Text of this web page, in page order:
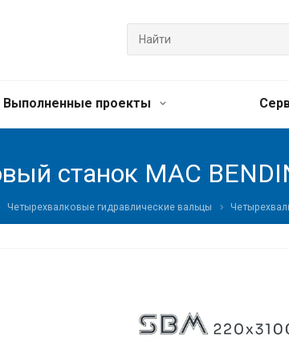
Выполненные проекты
станок MAC
Четырехвалковые гидравлические вальцы